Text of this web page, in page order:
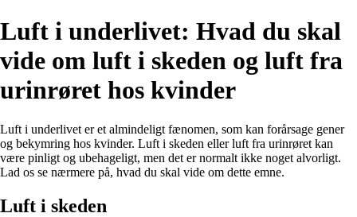
Luft i underlivet: Hvad du skal
vide om luft i skeden og luft fra
urinrøret hos kvinder
Luft i underlivet er et almindeligt fænomen, som kan forårsage gener
og bekymring hos kvinder. Luft i skeden eller luft fra urinrøret kan
være pinligt og ubehageligt, men det er normalt ikke noget alvorligt.
Lad os se nærmere på, hvad du skal vide om dette emne.
Luft i skeden